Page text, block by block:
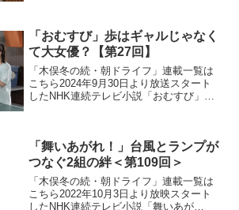
間たちと切磋琢磨...
「おむすび」歩はギャルじゃなく
て大女優？【第27回】
「木俣冬の続・朝ドライフ」連載一覧は
こちら2024年9月30日より放送スタート
したNHK連続テレビ小説「おむすび」。
いた...
「舞いあがれ！」台風とランプが
つなぐ2組の絆＜第109回＞
「木俣冬の続・朝ドライフ」連載一覧は
こちら2022年10月3日より放映スタート
したNHK連続テレビ小説「舞いあが